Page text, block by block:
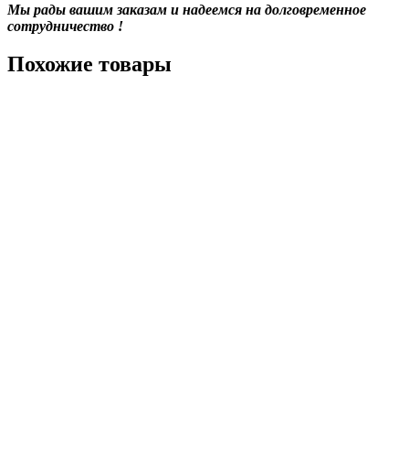
Мы рады вашим заказам и надеемся на долговременное
сотрудничество !
Похожие товары